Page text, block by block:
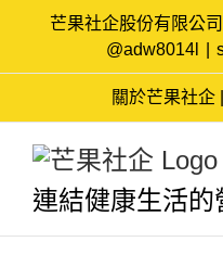
content
芒果社企股份有限公
@adw8014l
關於芒果社企
連結健康生活的